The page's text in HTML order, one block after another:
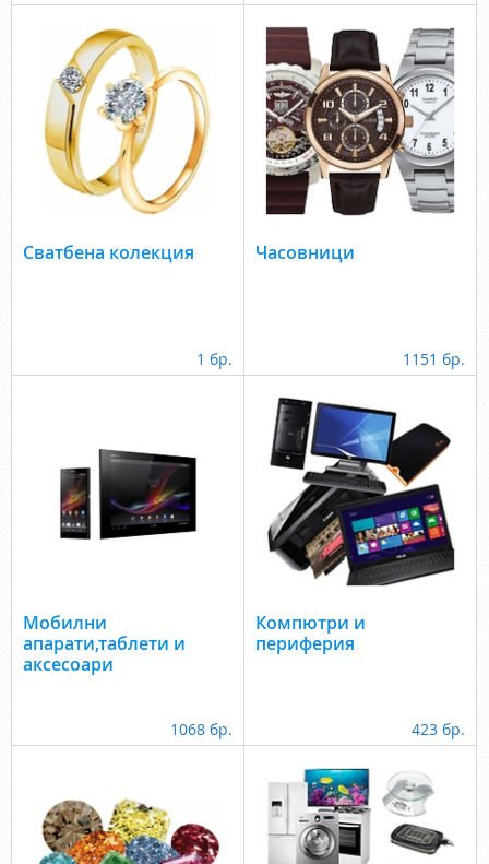
Сватбена колекция
1 бр.
Часовници
1151 бр.
Мобилни
апарати,таблети и
аксесоари
1068 бр.
Компютри и
периферия
423 бр.